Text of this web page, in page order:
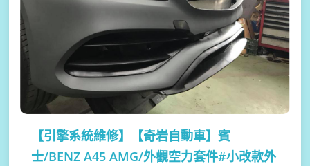
【引擎系統維修】
【奇岩自動車】賓
士/BENZ A45 AMG/外觀空力套件#小改款外